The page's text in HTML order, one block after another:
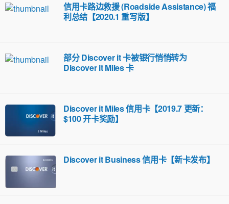
信用卡路边救援 (Roadside Assistance) 福
利总结【2020.1 重写版】
部分 Discover it 卡被银行悄悄转为
Discover it Miles 卡
Discover it Miles 信用卡【2019.7 更新：
$100 开卡奖励】
Discover it Business 信用卡【新卡发布】